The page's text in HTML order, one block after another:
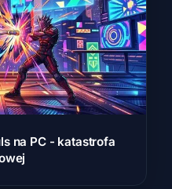
na PC - katastrofa